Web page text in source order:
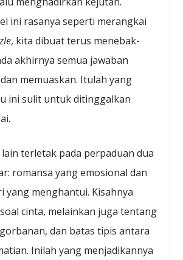
ini rasanya seperti merangkai
, kita dibuat terus menebak-
akhirnya semua jawaban
memuaskan. Itulah yang
ini sulit untuk ditinggalkan
terletak pada perpaduan dua
romansa yang emosional dan
yang menghantui. Kisahnya
cinta, melainkan juga tentang
dan batas tipis antara
Inilah yang menjadikannya